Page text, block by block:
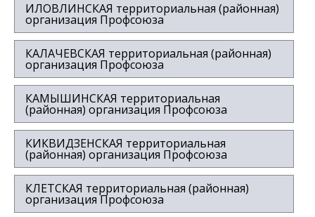
ИЛОВЛИНСКАЯ территориальная (районная)
организация Профсоюза
КАЛАЧЕВСКАЯ территориальная (районная)
организация Профсоюза
КАМЫШИНСКАЯ территориальная
(районная) организация Профсоюза
КИКВИДЗЕНСКАЯ территориальная
(районная) организация Профсоюза
КЛЕТСКАЯ территориальная (районная)
организация Профсоюза